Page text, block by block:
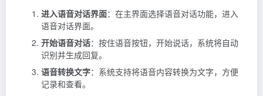
进入语音对话界面：在主界面选择语音对话功能，进入
语音对话界面。
开始语音对话：按住语音按钮，开始说话，系统将自动
识别并生成回复。
语音转换文字：系统支持将语音内容转换为文字，方便
记录和查看。